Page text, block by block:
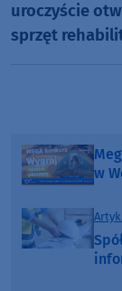
uroczyście
sprzęt
w